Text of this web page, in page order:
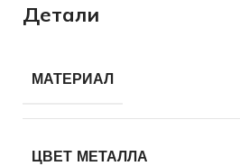
Детали
МАТЕРИАЛ
ЦВЕТ МЕТАЛЛА